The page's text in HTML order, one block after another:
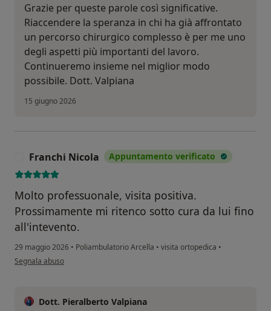
Grazie per queste parole così significative.
Riaccendere la speranza in chi ha già affrontato
un percorso chirurgico complesso è per me uno
degli aspetti più importanti del lavoro.
Continueremo insieme nel miglior modo
possibile. Dott. Valpiana
15 giugno 2026
Franchi Nicola Appuntamento verificato
Molto professuonale, visita positiva.
Prossimamente mi ritenco sotto cura da lui fino
all'intevento.
29 maggio 2026 • Poliambulatorio Arcella • visita ortopedica •
secondo l'opinione dell'utente Franchi Nicola
Segnala abuso
Dott. Pieralberto Valpiana